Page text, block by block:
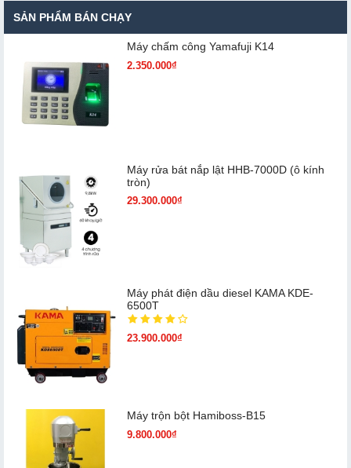
SẢN PHẨM BÁN CHẠY
Máy chấm cô​ng Yamafuji K14
2.350.000₫
Máy rửa bát nắp lật HHB-7000D (ô kính
tròn)
29.300.000₫
Máy phát điện dầu diesel KAMA KDE-
6500T
23.900.000₫
Máy trộn bột Hamiboss-B15
9.800.000₫